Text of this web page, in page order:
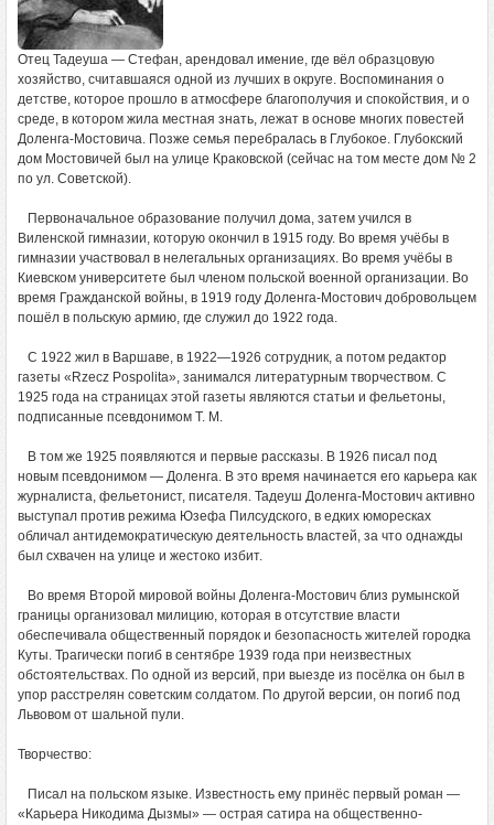
Отец Тадеуша — Стефан, арендовал имение, где вёл образцовую
хозяйство, считавшаяся одной из лучших в округе. Воспоминания о
детстве, которое прошло в атмосфере благополучия и спокойствия, и о
среде, в котором жила местная знать, лежат в основе многих повестей
Доленга-Мостовича. Позже семья перебралась в Глубокое. Глубокский
дом Мостовичей был на улице Краковской (сейчас на том месте дом № 2
по ул. Советской).
Первоначальное образование получил дома, затем учился в
Виленской гимназии, которую окончил в 1915 году. Во время учёбы в
гимназии участвовал в нелегальных организациях. Во время учёбы в
Киевском университете был членом польской военной организации. Во
время Гражданской войны, в 1919 году Доленга-Мостович добровольцем
пошёл в польскую армию, где служил до 1922 года.
С 1922 жил в Варшаве, в 1922—1926 сотрудник, а потом редактор
газеты «Rzecz Pospolita», занимался литературным творчеством. С
1925 года на страницах этой газеты являются статьи и фельетоны,
подписанные псевдонимом Т. М.
В том же 1925 появляются и первые рассказы. В 1926 писал под
новым псевдонимом — Доленга. В это время начинается его карьера как
журналиста, фельетонист, писателя. Тадеуш Доленга-Мостович активно
выступал против режима Юзефа Пилсудского, в едких юморесках
обличал антидемократическую деятельность властей, за что однажды
был схвачен на улице и жестоко избит.
Во время Второй мировой войны Доленга-Мостович близ румынской
границы организовал милицию, которая в отсутствие власти
обеспечивала общественный порядок и безопасность жителей городка
Куты. Трагически погиб в сентябре 1939 года при неизвестных
обстоятельствах. По одной из версий, при выезде из посёлка он был в
упор расстрелян советским солдатом. По другой версии, он погиб под
Львовом от шальной пули.
Творчество:
Писал на польском языке. Известность ему принёс первый роман —
«Карьера Никодима Дызмы» — острая сатира на общественно-